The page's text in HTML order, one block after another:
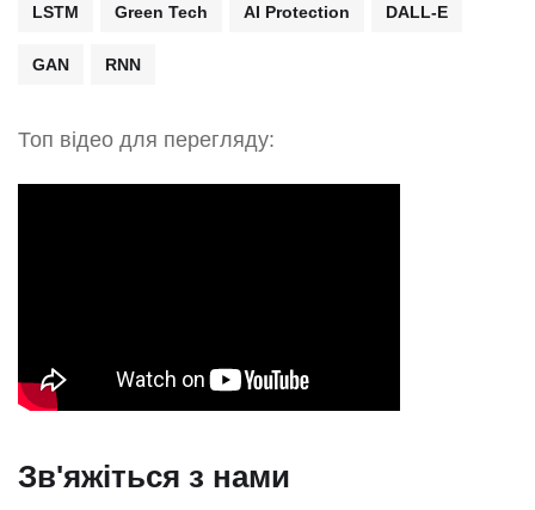
LSTM Green Tech AI Protection DALL-E
GAN RNN
Топ відео для перегляду:
Зв'яжіться з нами